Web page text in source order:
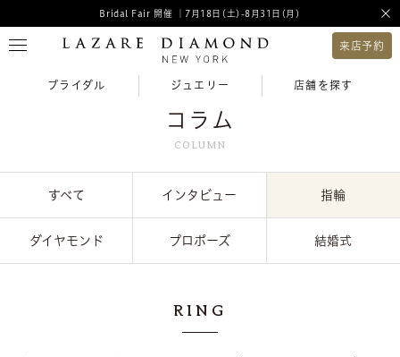
Bridal Fair 開催 ｜7月18日(土)-8月31日(月)
来店予約
ブライダル ジュエリー 店舗を探す
コラム
COLUMN
すべて インタビュー 指輪
ダイヤモンド プロポーズ 結婚式
RING